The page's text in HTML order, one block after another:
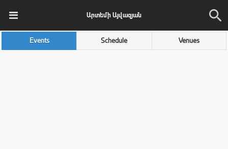
Արտեմի Այվազյան
Events Schedule Venues